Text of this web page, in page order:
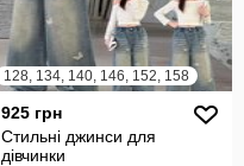
128, 134, 140, 146, 152, 158
925 грн
Стильні джинси для
дівчинки